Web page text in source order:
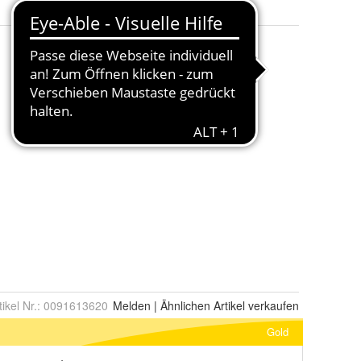
Nr.: 0091613620 Melden | Ähnlichen Artikel verkaufen
Gold